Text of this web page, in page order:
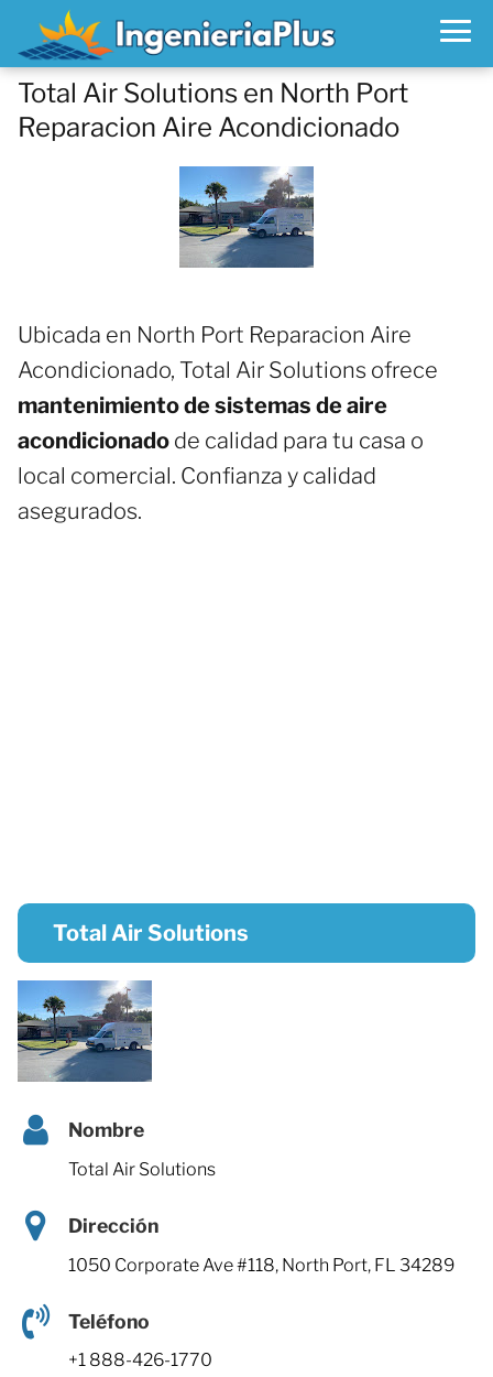
Total Air Solutions en North Port
Reparacion Aire Acondicionado
Ubicada en North Port Reparacion Aire
Acondicionado, Total Air Solutions ofrece
mantenimiento de sistemas de aire
acondicionado de calidad para tu casa o
local comercial. Confianza y calidad
asegurados.
Total Air Solutions
Nombre
Total Air Solutions
Dirección
1050 Corporate Ave #118, North Port, FL 34289
Teléfono
+1 888-426-1770